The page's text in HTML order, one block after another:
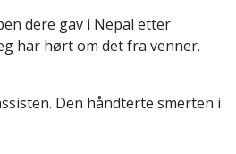
dere gav i Nepal etter
har hørt om det fra venner.
Den håndterte smerten i